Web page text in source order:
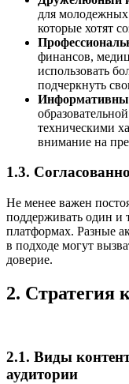
для
которые хотят
финансов,
использовать
подчеркнуть
техническими
внимание на
1.3.
Не менее важен
поддерживать один и
платформах. Разные
в подходе могут
доверие.
2. Стратегия
2.1. Виды
аудитории